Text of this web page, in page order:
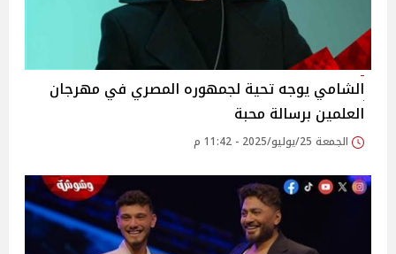
الشامي يوجه تحية لجمهوره المصري في مهرجان
العلمين برسالة محبة‎
الجمعة 25/يوليو/2025 - 11:42 م